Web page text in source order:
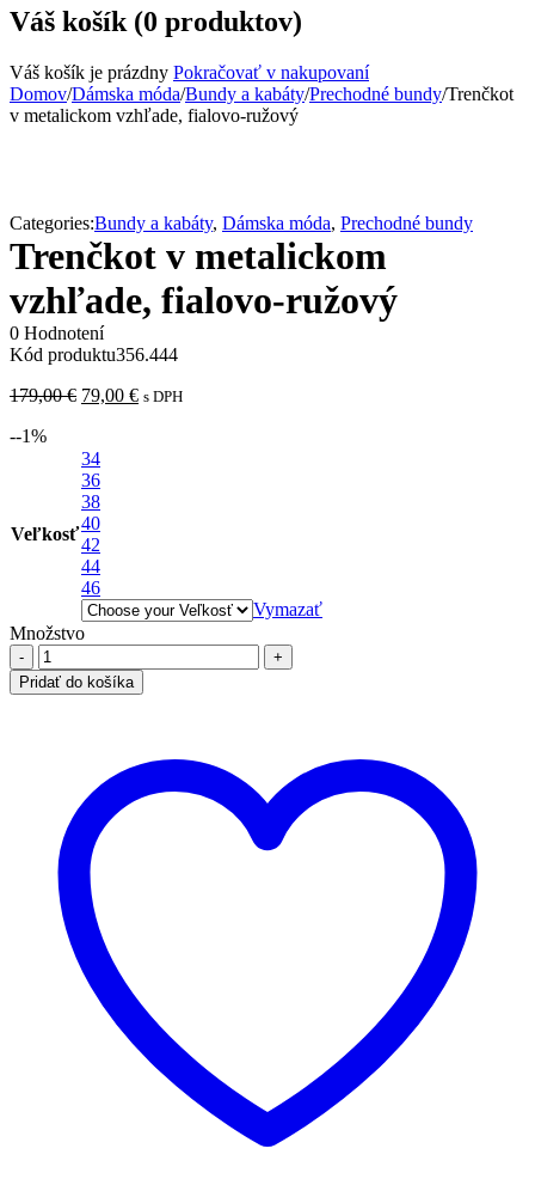
Váš košík (0 produktov)
Váš košík je prázdny Pokračovať v nakupovaní
Domov/Dámska móda/Bundy a kabáty/Prechodné bundy/Trenčkot
v metalickom vzhľade, fialovo-ružový
Categories:Bundy a kabáty, Dámska móda, Prechodné bundy
Trenčkot v metalickom
vzhľade, fialovo-ružový
0 Hodnotení
Kód produktu356.444
179,00€ Pôvodná
179,00 €.
79,00 €Aktuálna
s DPH
--1%
Veľkosť
34
36
38
40
42
44
46
Vymazať
Množstvo
množstvo
Trenčkot
v
Pridať do košíka